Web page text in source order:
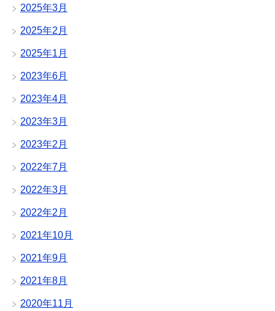
2025年3月
2025年2月
2025年1月
2023年6月
2023年4月
2023年3月
2023年2月
2022年7月
2022年3月
2022年2月
2021年10月
2021年9月
2021年8月
2020年11月